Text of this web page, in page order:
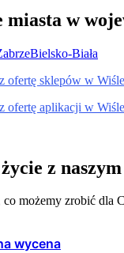
w
Bielsko-Biała
ofertę sklepów w
ofertę aplikacji w
z naszym
możemy zrobić dla
wycena